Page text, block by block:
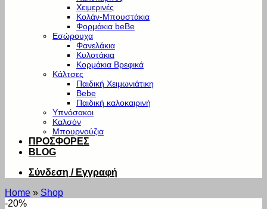
Χειμερινές
Κολάν-Μπουστάκια
Φορμάκια beBe
Εσώρουχα
Φανελάκια
Κυλοτάκια
Κορμάκια Βρεφικά
Κάλτσες
Παιδική Χειμωνιάτικη
Bebe
Παιδική καλοκαιρινή
Υπνόσακοι
Καλσόν
Μπουρνούζια
ΠΡΟΣΦΟΡΕΣ
BLOG
Σύνδεση / Εγγραφή
Home » Shop
-20%